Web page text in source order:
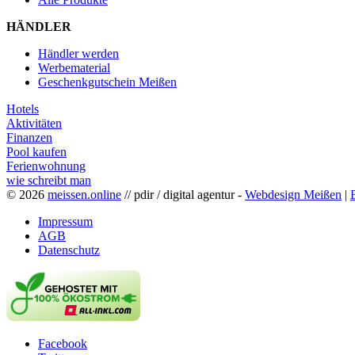
HÄNDLER
Händler werden
Werbematerial
Geschenkgutschein Meißen
Hotels
Aktivitäten
Finanzen
Pool kaufen
Ferienwohnung
wie schreibt man
© 2026 meissen.online // pdir / digital agentur - Webdesign Meißen |
Impressum
AGB
Datenschutz
Facebook